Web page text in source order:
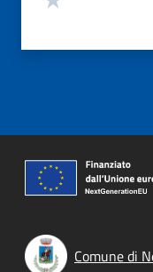
Comune di